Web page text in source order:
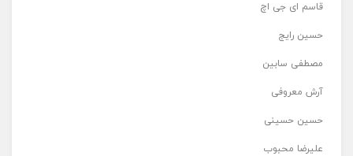
قاسم ای جی اچ
حسین رایج
مصطفی سابین
آرش معروفی
حسین حسینی
علیرضا محبوب